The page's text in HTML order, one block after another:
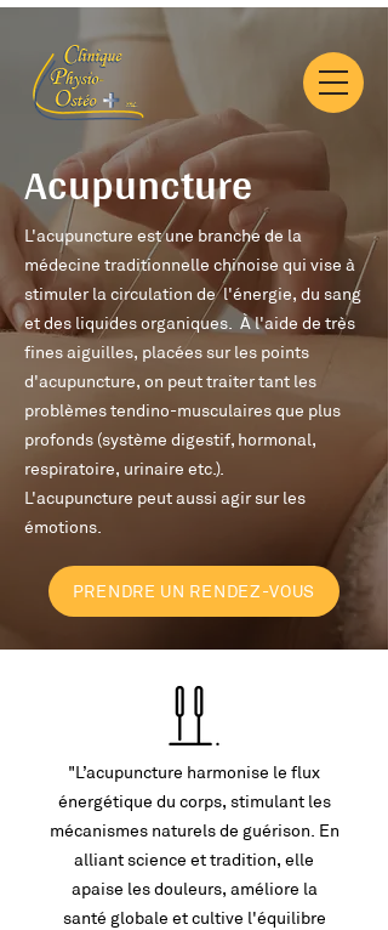
Acupuncture
L'acupuncture est une branche de la
médecine traditionnelle chinoise qui vise à
stimuler la circulation de l'énergie, du sang
et des liquides organiques. À l'aide de très
fines aiguilles, placées sur les points
d'acupuncture, on peut traiter tant les
problèmes tendino-musculaires que plus
profonds (système digestif, hormonal,
respiratoire, urinaire etc.).
L'acupuncture peut aussi agir sur les
émotions.
PRENDRE UN RENDEZ-VOUS
"L’acupuncture harmonise le flux
énergétique du corps, stimulant les
mécanismes naturels de guérison. En
alliant science et tradition, elle
apaise les douleurs, améliore la
santé globale et cultive l'équilibre